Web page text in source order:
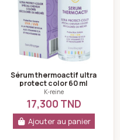
Sérum thermoactif ultra
protect color 60 ml
K-reine
17,300 TND
Ajouter au panier